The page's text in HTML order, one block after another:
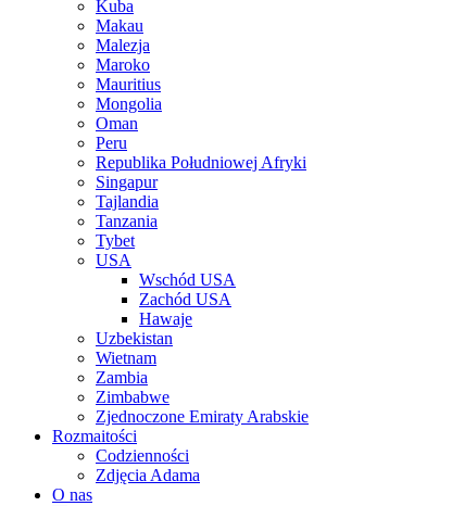
Kuba
Makau
Malezja
Maroko
Mauritius
Mongolia
Oman
Peru
Republika Południowej Afryki
Singapur
Tajlandia
Tanzania
Tybet
USA
Wschód USA
Zachód USA
Hawaje
Uzbekistan
Wietnam
Zambia
Zimbabwe
Zjednoczone Emiraty Arabskie
Rozmaitości
Codzienności
Zdjęcia Adama
O nas